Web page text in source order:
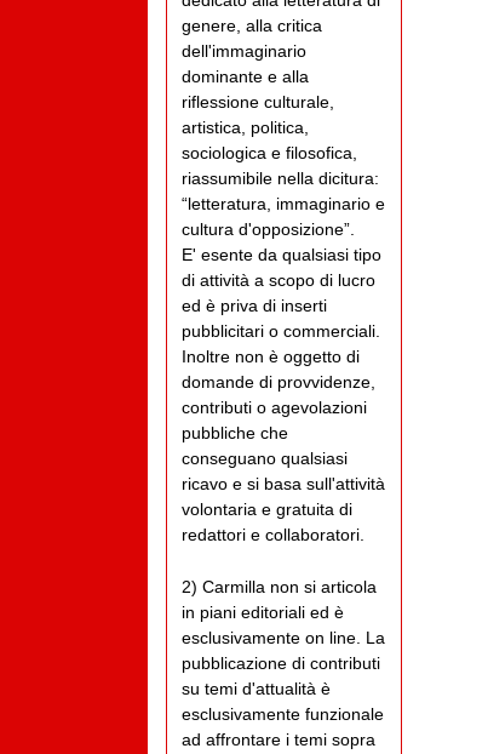
genere, alla critica
dell'immaginario
dominante e alla
riflessione culturale,
artistica, politica,
sociologica e filosofica,
riassumibile nella dicitura:
“letteratura, immaginario e
cultura d'opposizione”.
E' esente da qualsiasi tipo
di attività a scopo di lucro
ed è priva di inserti
pubblicitari o commerciali.
Inoltre non è oggetto di
domande di provvidenze,
contributi o agevolazioni
pubbliche che
conseguano qualsiasi
ricavo e si basa sull'attività
volontaria e gratuita di
redattori e collaboratori.
2) Carmilla non si articola
in piani editoriali ed è
esclusivamente on line. La
pubblicazione di contributi
su temi d'attualità è
esclusivamente funzionale
ad affrontare i temi sopra